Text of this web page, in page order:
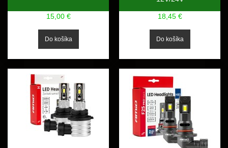
15,00 € 18,45 €